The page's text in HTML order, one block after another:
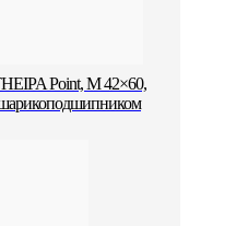
Point, M 42×60,
шарикоподшипником